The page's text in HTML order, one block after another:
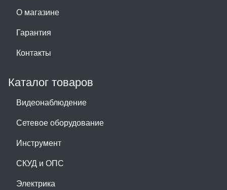
О магазине
Гарантия
Контакты
Каталог товаров
Видеонаблюдение
Сетевое оборудование
Инструмент
СКУД и ОПС
Электрика